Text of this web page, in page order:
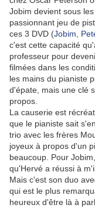
Jobim devient sous
passionnant jeu de
ces 3 DVD (Jobim,
c'est cette capacité
professeur pour
filmées dans les
les mains du pianiste
d'épate, mais une clé
propos.
La causerie est
que le pianiste sait
trio avec les frères
joyeux à propos d'un
beaucoup. Pour
qu'Hervé a réussi à
Mais c'est son duo
qui est le plus
heureux d'être là à